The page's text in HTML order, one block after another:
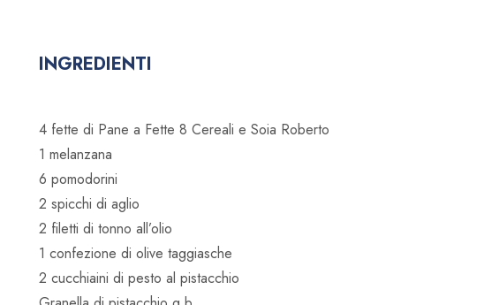
INGREDIENTI
4 fette di Pane a Fette 8 Cereali e Soia Roberto
1 melanzana
6 pomodorini
2 spicchi di aglio
2 filetti di tonno all’olio
1 confezione di olive taggiasche
2 cucchiaini di pesto al pistacchio